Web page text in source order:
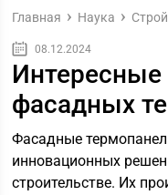
Главная Наука
08.12.2024
фасадных
Фасадные
инновационных
строительстве. Их